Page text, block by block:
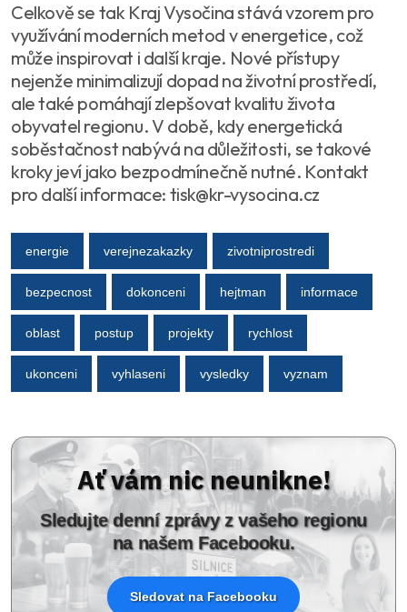
Celkově se tak Kraj Vysočina stává vzorem pro
využívání moderních metod v energetice, což
může inspirovat i další kraje. Nové přístupy
nejenže minimalizují dopad na životní prostředí,
ale také pomáhají zlepšovat kvalitu života
obyvatel regionu. V době, kdy energetická
soběstačnost nabývá na důležitosti, se takové
kroky jeví jako bezpodmínečně nutné. Kontakt
pro další informace: tisk@kr-vysocina.cz
energie verejnezakazky zivotniprostredi
bezpecnost dokonceni hejtman informace
oblast postup projekty rychlost
ukonceni vyhlaseni vysledky vyznam
Ať vám nic neunikne!
Sledujte denní zprávy z vašeho regionu
na našem Facebooku.
Sledovat na Facebooku